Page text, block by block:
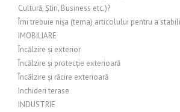
Cultură, Știri, Business etc.)?
Îmi trebuie nișa (tema) articolului pentru a
IMOBILIARE
Încălzire și exterior
Încălzire și protecție exterioară
Încălzire și răcire exterioară
Inchideri terase
INDUSTRIE